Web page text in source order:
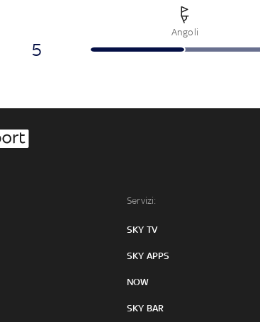
Angoli
5
Servizi:
SKY TV
SKY APPS
NOW
SKY BAR